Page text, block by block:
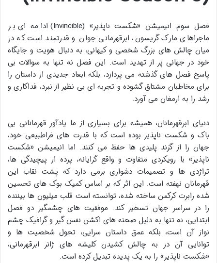
فصل سوم انیمیشن «شکست ناپذیر» (Invincible) ادامه ای بر
ماجراهای مارک گریسون، ابرقهرمانی جوان و قدرتمند است که در
میان چالش های بزرگ شخصی و کیهانی، به دنبال هویت و جایگاه
خود در جهانی پر از تهدید است. این فصل نه تنها به سوالات بی
پاسخ فصل های گذشته می پردازد، بلکه ابعاد جدیدی از داستان را
برای مخاطبان مشتاق گشوده و تجربه ای بی نظیر از نبرد، فداکاری و
رشد را به ارمغان می آورد.
دنیای ابرقهرمانان، همیشه برای بسیاری از ما یادآور قهرمانانی بی
باک و شکست ناپذیر بوده است که با قدرت های فراطبیعی خود،
جهان را از گزند پلیدی ها حفظ می کنند. اما انیمیشن «شکست
ناپذیر» با رویکردی متفاوت و واقع گرایانه، پرده از پیچیدگی ها،
تراژدی ها و تصمیمات دشواری برمی دارد که پشت نقاب این
قهرمانان نهفته است. این اثر که بر اساس کمیک بوک های تحسین
شده رابرت کرکمن ساخته شده، توانسته است قلب میلیون ها بیننده
را در سراسر جهان تسخیر کند. موفقیت های چشمگیر دو فصل
ابتدایی، نه تنها به دلیل صحنه های اکشن نفس گیر و گرافیک چشم
نواز آن است، بلکه عمق داستان سرایی، تحول شخصیت ها و
توانایی آن در به چالش کشیدن کلیشه های ژانر ابرقهرمانی،
«شکست ناپذیر» را به یک پدیده تبدیل کرده است.